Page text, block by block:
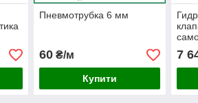
Пневмотрубка 6 мм
60₴/м
Купити
7